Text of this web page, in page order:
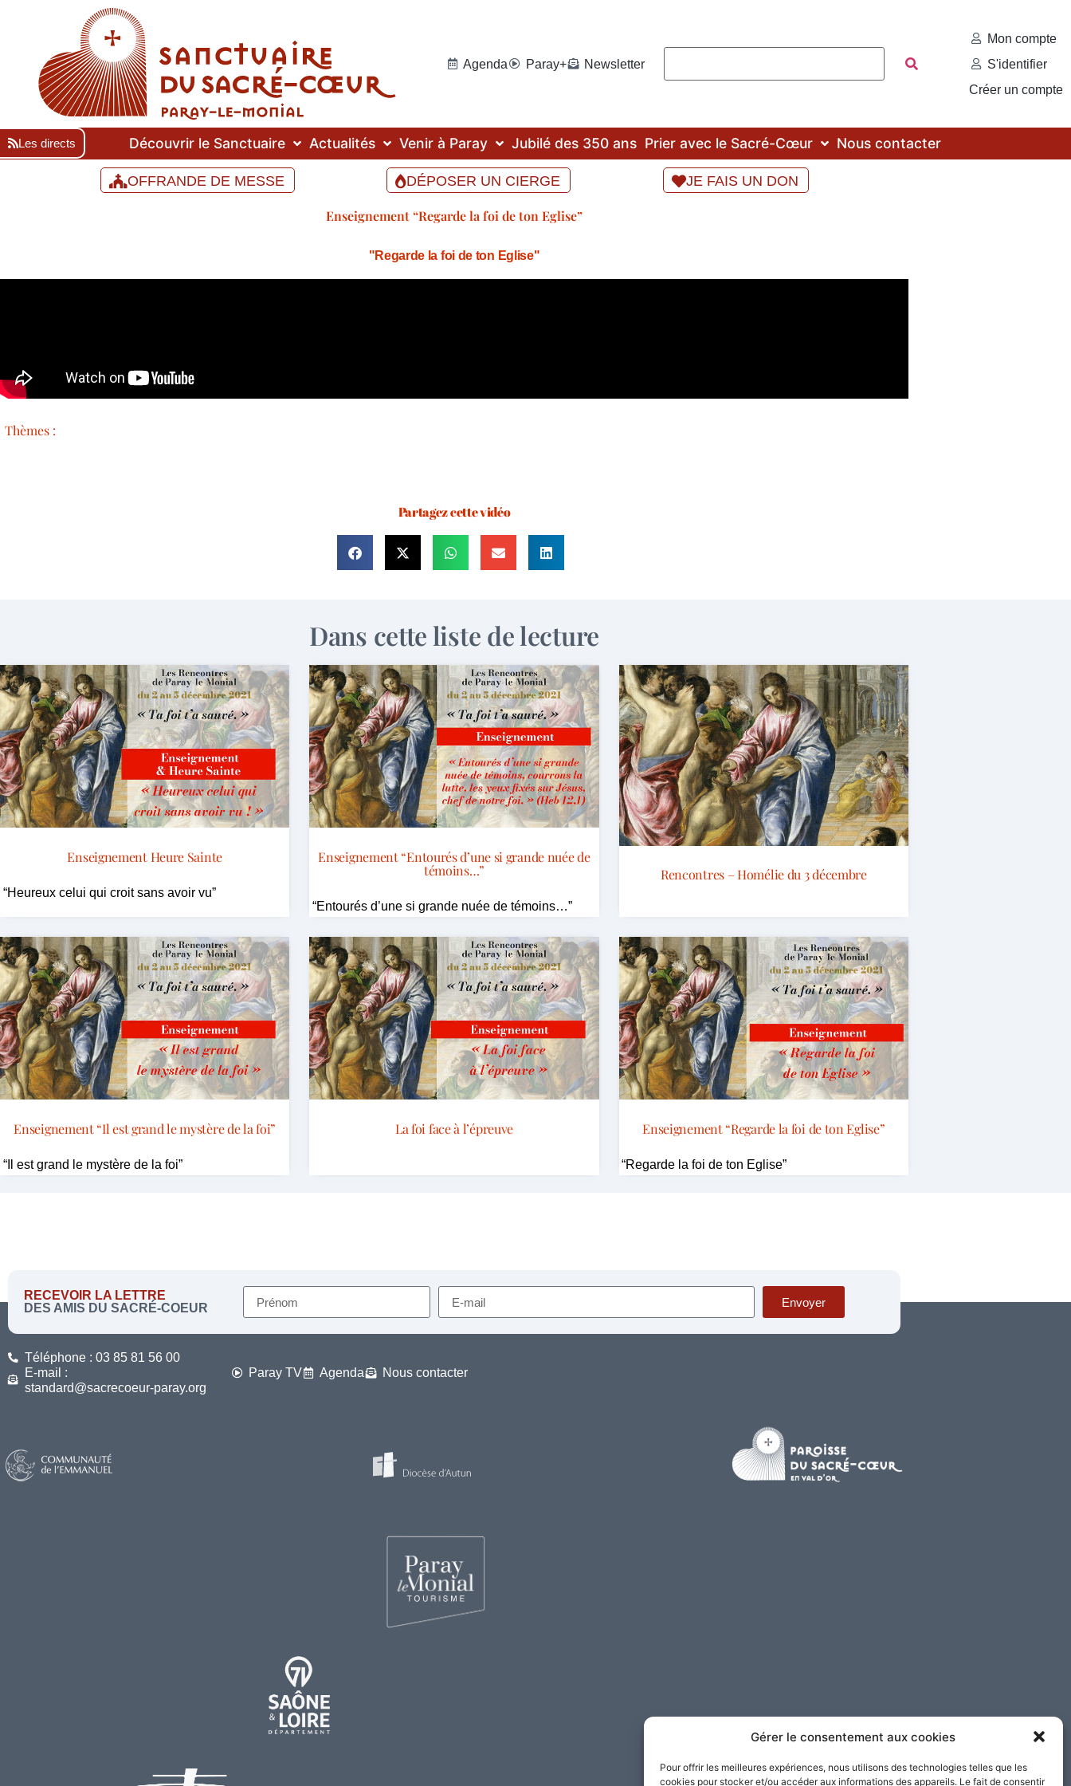
Gérer le consentement aux cookies
Pour offrir les meilleures expériences, nous utilisons des technologies telles que les
cookies pour stocker et/ou accéder aux informations des appareils. Le fait de consentir
Agenda Paray+ Newsletter
Mon compte
S'identifier
Créer un compte
Les directs Découvrir le Sanctuaire Actualités Venir à Paray Jubilé des 350 ans Prier avec le Sacré-Cœur Nous contacter
OFFRANDE DE MESSE DÉPOSER UN CIERGE JE FAIS UN DON
Enseignement “Regarde la foi de ton Eglise”
"Regarde la foi de ton Eglise"
Thèmes :
Partagez cette vidéo
Dans cette liste de lecture
Enseignement Heure Sainte
“Heureux celui qui croit sans avoir vu”
Enseignement “Entourés d’une si grande nuée de
témoins…”
“Entourés d’une si grande nuée de témoins…”
Rencontres – Homélie du 3 décembre
Enseignement “Il est grand le mystère de la foi”
“Il est grand le mystère de la foi”
La foi face à l’épreuve Enseignement “Regarde la foi de ton Eglise”
“Regarde la foi de ton Eglise”
RECEVOIR LA LETTRE
DES AMIS DU SACRÉ-COEUR
Envoyer
Téléphone : 03 85 81 56 00
E-mail :
standard@sacrecoeur-paray.org
Paray TV Agenda Nous contacter